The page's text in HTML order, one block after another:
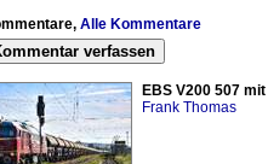
Alle Kommentare
verfassen
EBS V200 507
Frank Thomas